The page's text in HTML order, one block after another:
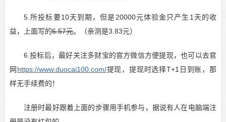
5.所投标要10天到期，但是20000元体验金只产生1天的收
益，上面写的6.57元。（亲测是3.83元）
6.投标后，最好关注多财宝的官方微信方便提现，也可以去官
网 https://www.duocai100.com/提现，提现时选择T+1日到账，那
样无手续费的！
注册时最好跟着上面的步骤用手机参与，据说有人在电脑端注